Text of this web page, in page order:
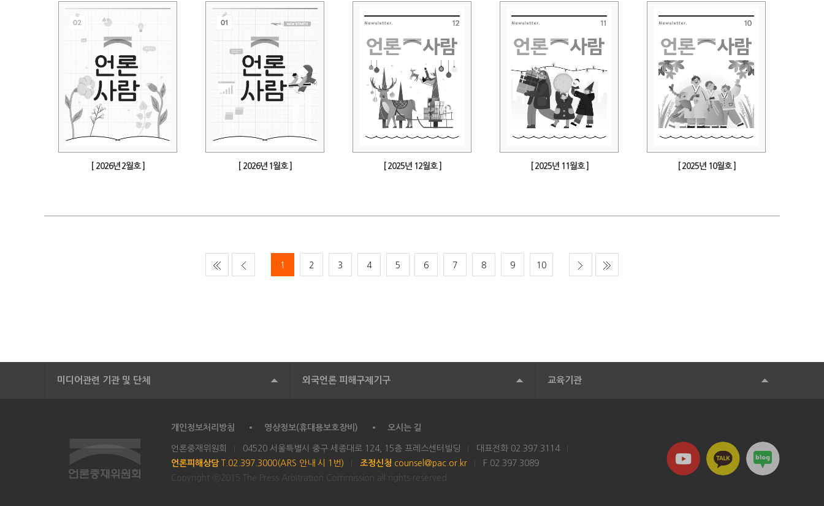
[ 2026년 2월호 ] [ 2026년 1월호 ] [ 2025년 12월호 ] [ 2025년 11월호 ] [ 2025년 10월호 ]
1 2 3 4 5 6 7 8 9 10
미디어관련 기관 및 단체 외국언론 피해구제기구 교육기관
개인정보처리방침 영상정보(휴대용보호장비) 오시는 길
언론중재위원회 04520 서울특별시 중구 세종대로 124, 15층 프레스센터빌딩 대표전화 02.397.3114
언론피해상담 T.02.397.3000(ARS 안내 시 1번) 조정신청 counsel@pac.or.kr
F.02.397.3089
Copyright ⓒ2015 The Press Arbitration Commission all rights reserved.